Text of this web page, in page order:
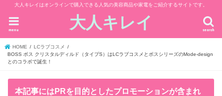
大人キレイはオンラインで購入できる人気の美容商品や家電をご紹介するサイトです。
大人キレイ search
menu
HOME
LCラブコスメ
BOSS ボス クリスタルディルド（タイプS）はLCラブコスメとボスシリーズのMode-design
とのコラボで誕生！
本記事にはPRを目的としたプロモーションが含まれ